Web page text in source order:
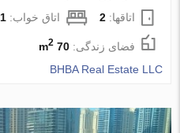
اتاقها:2 اتاق خواب:1
فضای زندگی:70 m
2
BHBA Real Estate LLC